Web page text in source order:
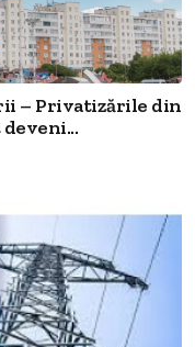
– Privatizările din